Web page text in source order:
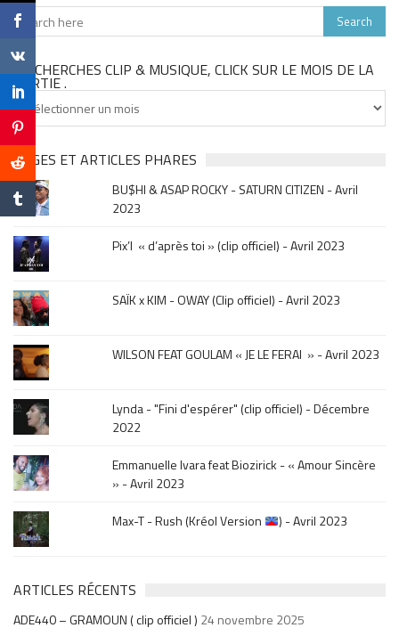
TU CHERCHES CLIP & MUSIQUE, CLICK SUR LE MOIS DE LA
SORTIE .
Tu
cherches
clip
&
musique,
click
sur
le
mois
de
la
sortie
PAGES ET ARTICLES PHARES
BU$HI & ASAP ROCKY - SATURN CITIZEN - Avril
2023
Pix’l « d’après toi » (clip officiel) - Avril 2023
SAÏK x KIM - OWAY (Clip officiel) - Avril 2023
WILSON FEAT GOULAM « JE LE FERAI » - Avril 2023
Lynda - "Fini d'espérer" (clip officiel) - Décembre
2022
Emmanuelle Ivara feat Biozirick - « Amour Sincère
» - Avril 2023
Max-T - Rush (Kréol Version
) - Avril 2023
ARTICLES RÉCENTS
ADE440 – GRAMOUN ( clip officiel ) 24 novembre 2025